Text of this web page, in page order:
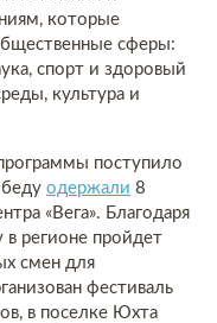
которые
сферы:
спорт и здоровый
культура и
поступило
одержали 8
«Вега». Благодаря
регионе пройдет
смен для
фестиваль
в поселке Юхта